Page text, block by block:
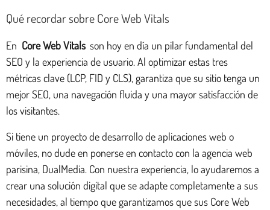
Qué recordar sobre Core Web Vitals
En Core Web Vitals son hoy en día un pilar fundamental del
SEO y la experiencia de usuario. Al optimizar estas tres
métricas clave (LCP, FID y CLS), garantiza que su sitio tenga un
mejor SEO, una navegación fluida y una mayor satisfacción de
los visitantes.
Si tiene un proyecto de desarrollo de aplicaciones web o
móviles, no dude en ponerse en contacto con la agencia web
parisina, DualMedia. Con nuestra experiencia, lo ayudaremos a
crear una solución digital que se adapte completamente a sus
necesidades, al tiempo que garantizamos que sus Core Web